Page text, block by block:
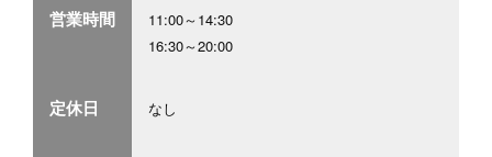
営業時間
11:00～14:30
16:30～20:00
定休日 なし